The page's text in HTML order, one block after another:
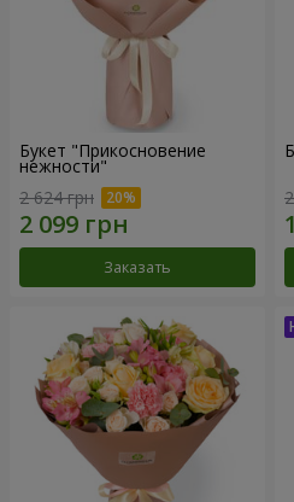
Букет "Прикосновение
нежности"
2 624 грн
Заказать